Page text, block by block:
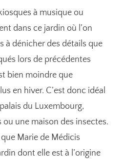
à musique ou
dans ce jardin où l’on
à dénicher des détails que
lors de précédentes
bien moindre que
en hiver. C’est donc idéal
du Luxembourg,
une maison des insectes.
Marie de Médicis
dont elle est à l’origine